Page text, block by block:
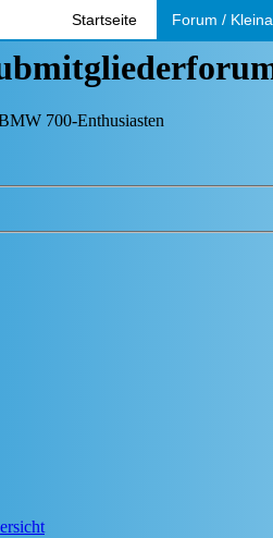
Startseite Forum /
700-Enthusiasten